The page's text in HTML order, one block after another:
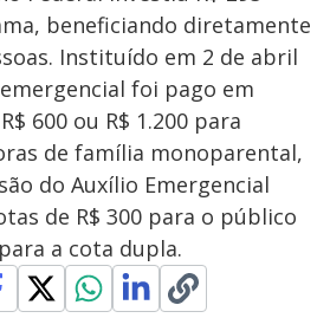
beneficiando diretamente
Instituído em 2 de abril
foi pago em
600 ou R$ 1.200 para
de família monoparental,
do Auxílio Emergencial
de R$ 300 para o público
a cota dupla.